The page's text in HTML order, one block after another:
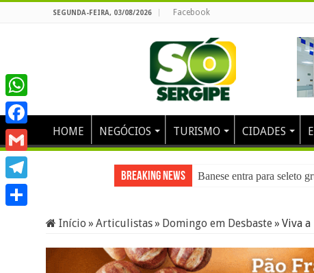
SEGUNDA-FEIRA, 03/08/2026 Facebook
HOME NEGÓCIOS TURISMO CIDADES
Breaking News Banese entra para seleto
Início » Articulistas» Domingo em Desbaste» Viva
WhatsApp
Facebook
Gmail
Telegram